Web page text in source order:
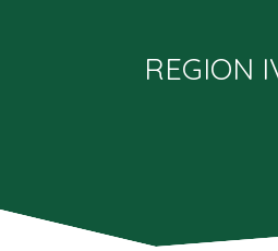
REGION